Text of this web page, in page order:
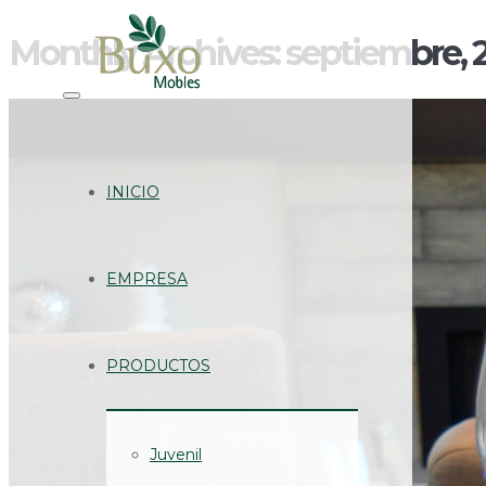
INICIO
EMPRESA
PRODUCTOS
Juvenil
Monthly Archives: septiembre,